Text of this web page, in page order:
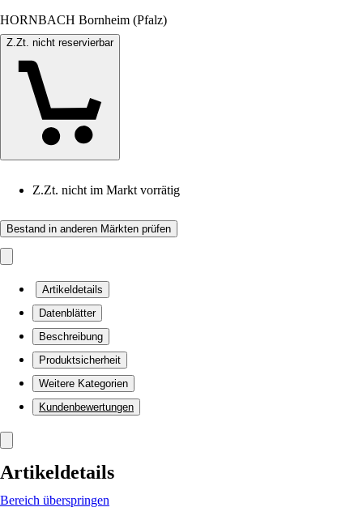
HORNBACH Bornheim (Pfalz)
Z.Zt. nicht reservierbar
Z.Zt. nicht im Markt vorrätig
Bestand in anderen Märkten prüfen
Artikeldetails
Datenblätter
Beschreibung
Produktsicherheit
Weitere Kategorien
Kundenbewertungen
Artikeldetails
Bereich überspringen